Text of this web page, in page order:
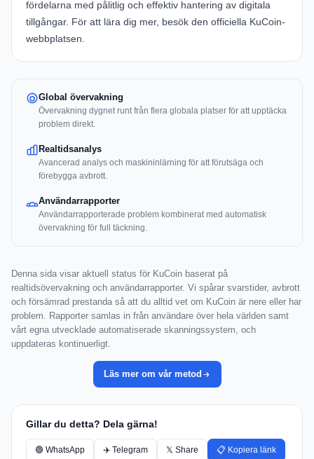
fördelarna med pålitlig och effektiv hantering av digitala
tillgångar. För att lära dig mer, besök den officiella KuCoin-
webbplatsen.
Global övervakning
Övervakning dygnet runt från flera globala platser för att upptäcka
problem direkt.
Realtidsanalys
Avancerad analys och maskininlärning för att förutsäga och
förebygga avbrott.
Användarrapporter
Användarrapporterade problem kombinerat med automatisk
övervakning för full täckning.
Denna sida visar aktuell status för KuCoin baserat på
realtidsövervakning och användarrapporter. Vi spårar svarstider, avbrott
och försämrad prestanda så att du alltid vet om KuCoin är nere eller har
problem. Rapporter samlas in från användare över hela världen samt
vårt egna utvecklade automatiserade skanningssystem, och
uppdateras kontinuerligt.
Läs mer om vår metod
Gillar du detta? Dela gärna!
🟢 WhatsApp ✈️ Telegram 𝕏 Share 📋 Kopiera länk